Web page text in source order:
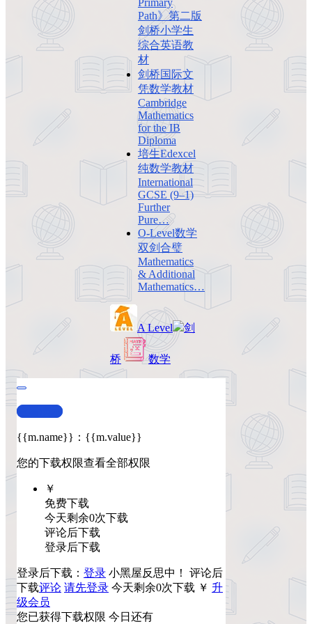
Primary
Path》第二版
剑桥小学生
综合英语教
材
剑桥国际文
凭数学教材
Cambridge
Mathematics
for the IB
Diploma
培生Edexcel
纯数学教材
International
GCSE (9–1)
Further
Pure…
O-Level数学
双剑合璧
Mathematics
& Additional
Mathematics…
A Level 剑
桥 数学
查看演示
{{m.name}} ： {{m.value}}
您的下载权限查看全部权限
￥
免费下载
今天剩余0次下载
评论后下载
登录后下载
登录后下载： 登录 小黑屋反思中！ 评论后
下载评论 请先登录 今天剩余0次下载 ￥ 升
级会员
您已获得下载权限 今日还有